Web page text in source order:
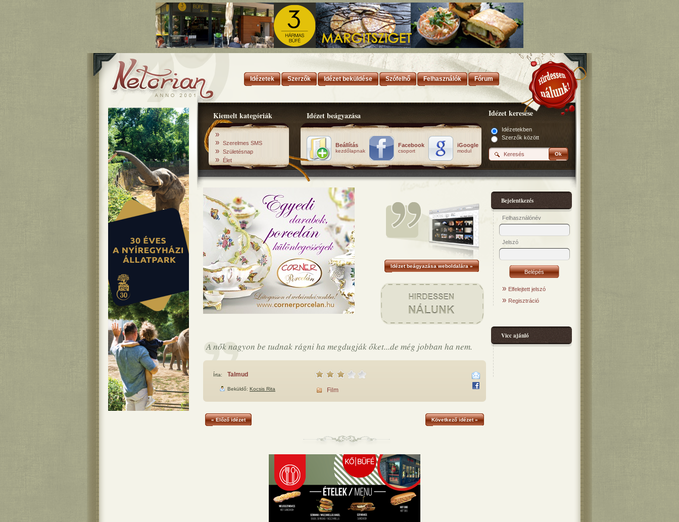
Idézetek Szerzők Idézet beküldése Szófelhő Felhasználók Fórum
Kiemelt kategóriák
»
» Szerelmes SMS
» Születésnap
» Élet
Idézet beágyazása
Beállítás
kezdőlapnak
Facebook
csoport
iGoogle
modul
Idézet keresése
Idézetekben
Szerzők között
Ok
Idézet beágyazása weboldalára »
A nők nagyon be tudnak rágni ha megdugják őket...de még jobban ha nem.
Írta: Talmud
Beküldő: Kocsis Rita Film
« Előző idézet Következő idézet »
Bejelentkezés
Felhasználónév
Jelszó
» Elfelejtett jelszó
» Regisztráció
Vicc ajánló